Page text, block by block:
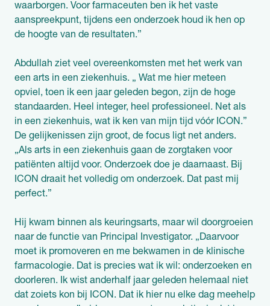
waarborgen. Voor farmaceuten ben ik het vaste
aanspreekpunt, tijdens een onderzoek houd ik hen op
de hoogte van de resultaten.”
Abdullah ziet veel overeenkomsten met het werk van
een arts in een ziekenhuis. „ Wat me hier meteen
opviel, toen ik een jaar geleden begon, zijn de hoge
standaarden. Heel integer, heel professioneel. Net als
in een ziekenhuis, wat ik ken van mijn tijd vóór ICON.”
De gelijkenissen zijn groot, de focus ligt net anders.
„Als arts in een ziekenhuis gaan de zorgtaken voor
patiënten altijd voor. Onderzoek doe je daarnaast. Bij
ICON draait het volledig om onderzoek. Dat past mij
perfect.”
Hij kwam binnen als keuringsarts, maar wil doorgroeien
naar de functie van Principal Investigator. „Daarvoor
moet ik promoveren en me bekwamen in de klinische
farmacologie. Dat is precies wat ik wil: onderzoeken en
doorleren. Ik wist anderhalf jaar geleden helemaal niet
dat zoiets kon bij ICON. Dat ik hier nu elke dag meehelp